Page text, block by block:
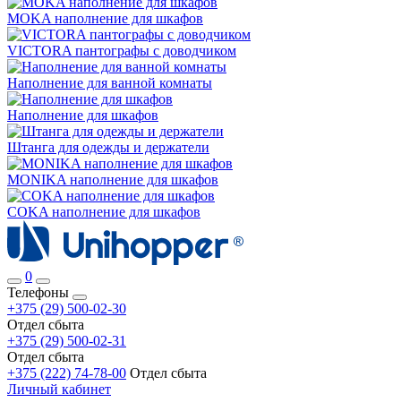
MOKA наполнение для шкафов
VICTORA пантографы с доводчиком
Наполнение для ванной комнаты
Наполнение для шкафов
Штанга для одежды и держатели
MONIKA наполнение для шкафов
COKA наполнение для шкафов
0
Телефоны
+375 (29) 500-02-30
Отдел сбыта
+375 (29) 500-02-31
Отдел сбыта
+375 (222) 74-78-00 Отдел сбыта
Личный кабинет